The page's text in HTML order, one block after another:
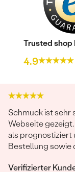
Trusted
4.9
Schmuck ist sehr
Webseite
als prognostiziert
Bestellung sowie
Verifizierter